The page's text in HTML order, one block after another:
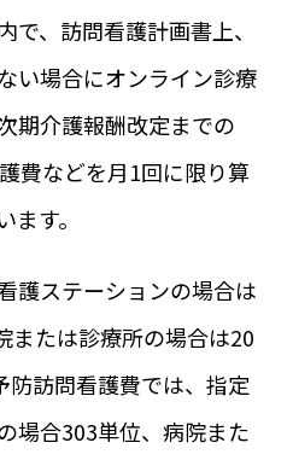
、訪問看護計画書上、
い場合にオンライン診療
期介護報酬改定までの
費などを月1回に限り算
す。
護ステーションの場合は
または診療所の場合は20
訪問看護費では、指定
場合303単位、病院また